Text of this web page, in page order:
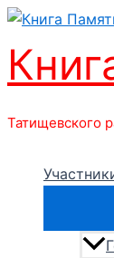
Перейти
содержимому
Татищевского